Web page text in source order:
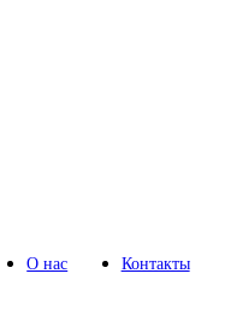
О нас Контакты